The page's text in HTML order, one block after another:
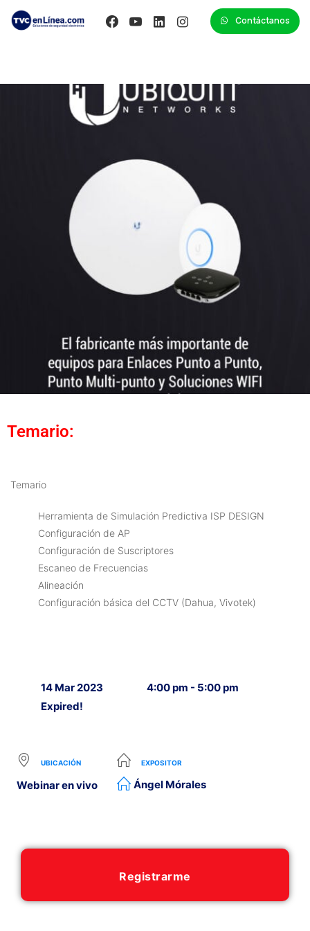
Contáctanos
Temario:
Temario
Herramienta de Simulación Predictiva ISP DESIGN
Configuración de AP
Configuración de Suscriptores
Escaneo de Frecuencias
Alineación
Configuración básica del CCTV (Dahua, Vivotek)
14 Mar 2023
Expired!
4:00 pm - 5:00 pm
UBICACIÓN
Webinar en vivo
EXPOSITOR
Ángel Mórales
Registrarme